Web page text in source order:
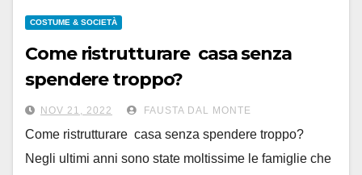
COSTUME & SOCIETÀ
Come ristrutturare casa senza
spendere troppo?
NOV 21, 2022 FAUSTA DAL MONTE
Come ristrutturare casa senza spendere troppo?
Negli ultimi anni sono state moltissime le famiglie che